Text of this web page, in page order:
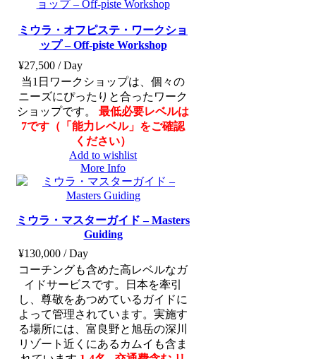
ミウラ・オフピステ・ワークショ
ップ – Off-piste Workshop
¥27,500 / Day
当1日ワークショップは、個々の
ニーズにぴったりと合ったワーク
ショップです。 最低必要レベルは
7です（「能力レベル」をご確認
ください）
Add to wishlist
More Info
ミウラ・マスターガイド – Masters
Guiding
¥130,000 / Day
コーチングも含めた高レベルなガ
イドサービスです。日本を牽引
し、尊敬をあつめているガイドに
よって管理されています。実施す
る場所には、富良野と旭岳の深川
リゾート近くにあるカムイも含ま